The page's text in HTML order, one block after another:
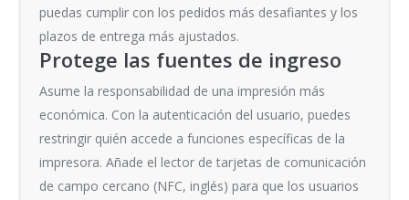
puedas cumplir con los pedidos más desafiantes y los
plazos de entrega más ajustados.
Protege las fuentes de ingreso
Asume la responsabilidad de una impresión más
económica. Con la autenticación del usuario, puedes
restringir quién accede a funciones específicas de la
impresora. Añade el lector de tarjetas de comunicación
de campo cercano (NFC, inglés) para que los usuarios